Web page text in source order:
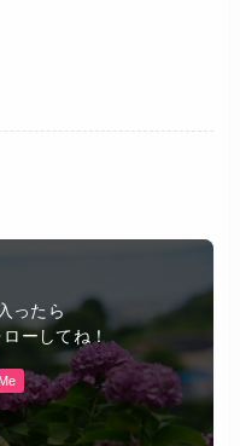
ったら
ーしてね！